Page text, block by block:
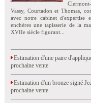
Vassy, Courtadon et Thomas,
avec notre cabinet d'expertise
enchères une tapisserie de la
XVIIe siècle figurant...
Estimation d'une paire
prochaine vente
Estimation d'un bronze signé
prochaine vente